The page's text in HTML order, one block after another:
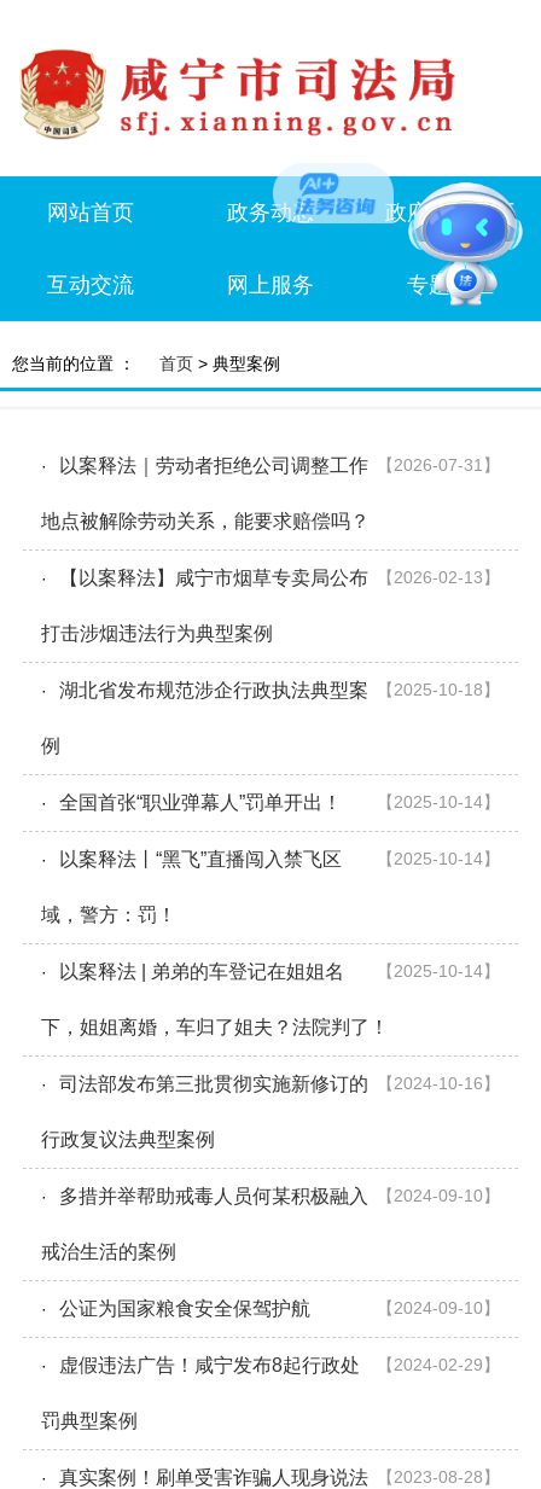
网站首页 政务动态 政府信息公开
互动交流 网上服务 专题专栏
您当前的位置 ： 首页 > 典型案例
【2026-07-31】
· 以案释法｜劳动者拒绝公司调整工作
地点被解除劳动关系，能要求赔偿吗？
【2026-02-13】
· 【以案释法】咸宁市烟草专卖局公布
打击涉烟违法行为典型案例
【2025-10-18】
· 湖北省发布规范涉企行政执法典型案
例
【2025-10-14】
· 全国首张“职业弹幕人”罚单开出！
【2025-10-14】
· 以案释法丨“黑飞”直播闯入禁飞区
域，警方：罚！
【2025-10-14】
· 以案释法 | 弟弟的车登记在姐姐名
下，姐姐离婚，车归了姐夫？法院判了！
【2024-10-16】
· 司法部发布第三批贯彻实施新修订的
行政复议法典型案例
【2024-09-10】
· 多措并举帮助戒毒人员何某积极融入
戒治生活的案例
【2024-09-10】
· 公证为国家粮食安全保驾护航
【2024-02-29】
· 虚假违法广告！咸宁发布8起行政处
罚典型案例
【2023-08-28】
· 真实案例！刷单受害诈骗人现身说法